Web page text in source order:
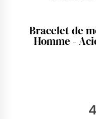
Bracelet de
Homme -